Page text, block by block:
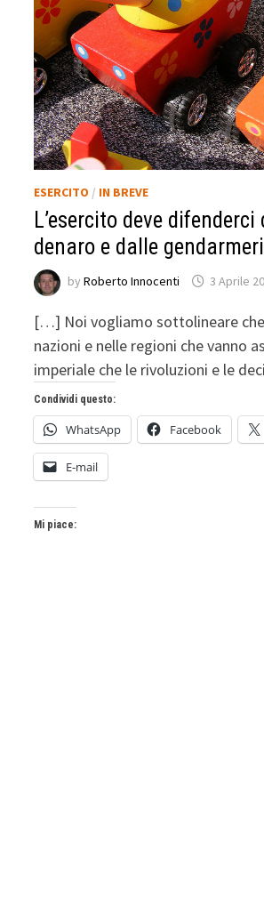
ESERCITO / IN BREVE
L’esercito deve
denaro e dalle
byRoberto Innocenti 3 Aprile
[…] Noi vogliamo sottolineare
nazioni e nelle regioni che vanno
imperiale che le rivoluzioni e le
Condividi questo:
WhatsApp Facebook
E-mail
Mi piace: